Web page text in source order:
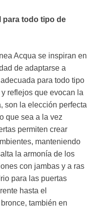
para todo tipo de
Acqua se inspiran en
de adaptarse a
para todo tipo
reflejos que evocan la
son la elección perfecta
que sea a la vez
permiten crear
manteniendo
la armonía de los
con jambas y a ras
para las puertas
hasta el
también en